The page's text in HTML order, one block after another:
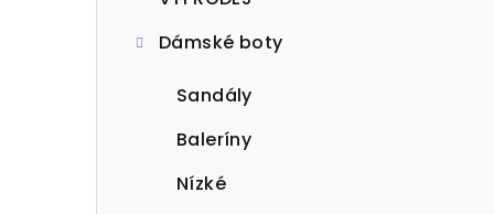
Dámské boty
Sandály
Baleríny
Nízké